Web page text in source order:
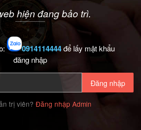
hiện đang bảo trì.
0914114444để lấy mật khẩu
đăng nhập
Đăng nhập
trị viên? Đăng nhập Admin